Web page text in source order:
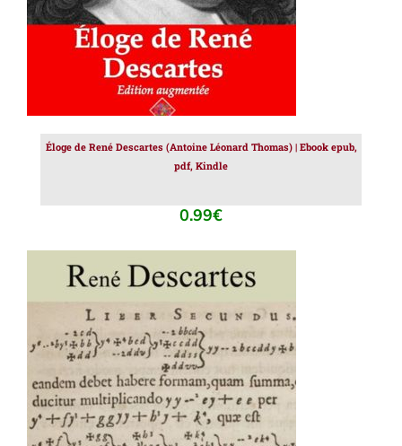
Éloge de René Descartes (Antoine Léonard Thomas) | Ebook epub,
pdf, Kindle
0.99€
AJOUTER AU PANIER / DÉTAILS